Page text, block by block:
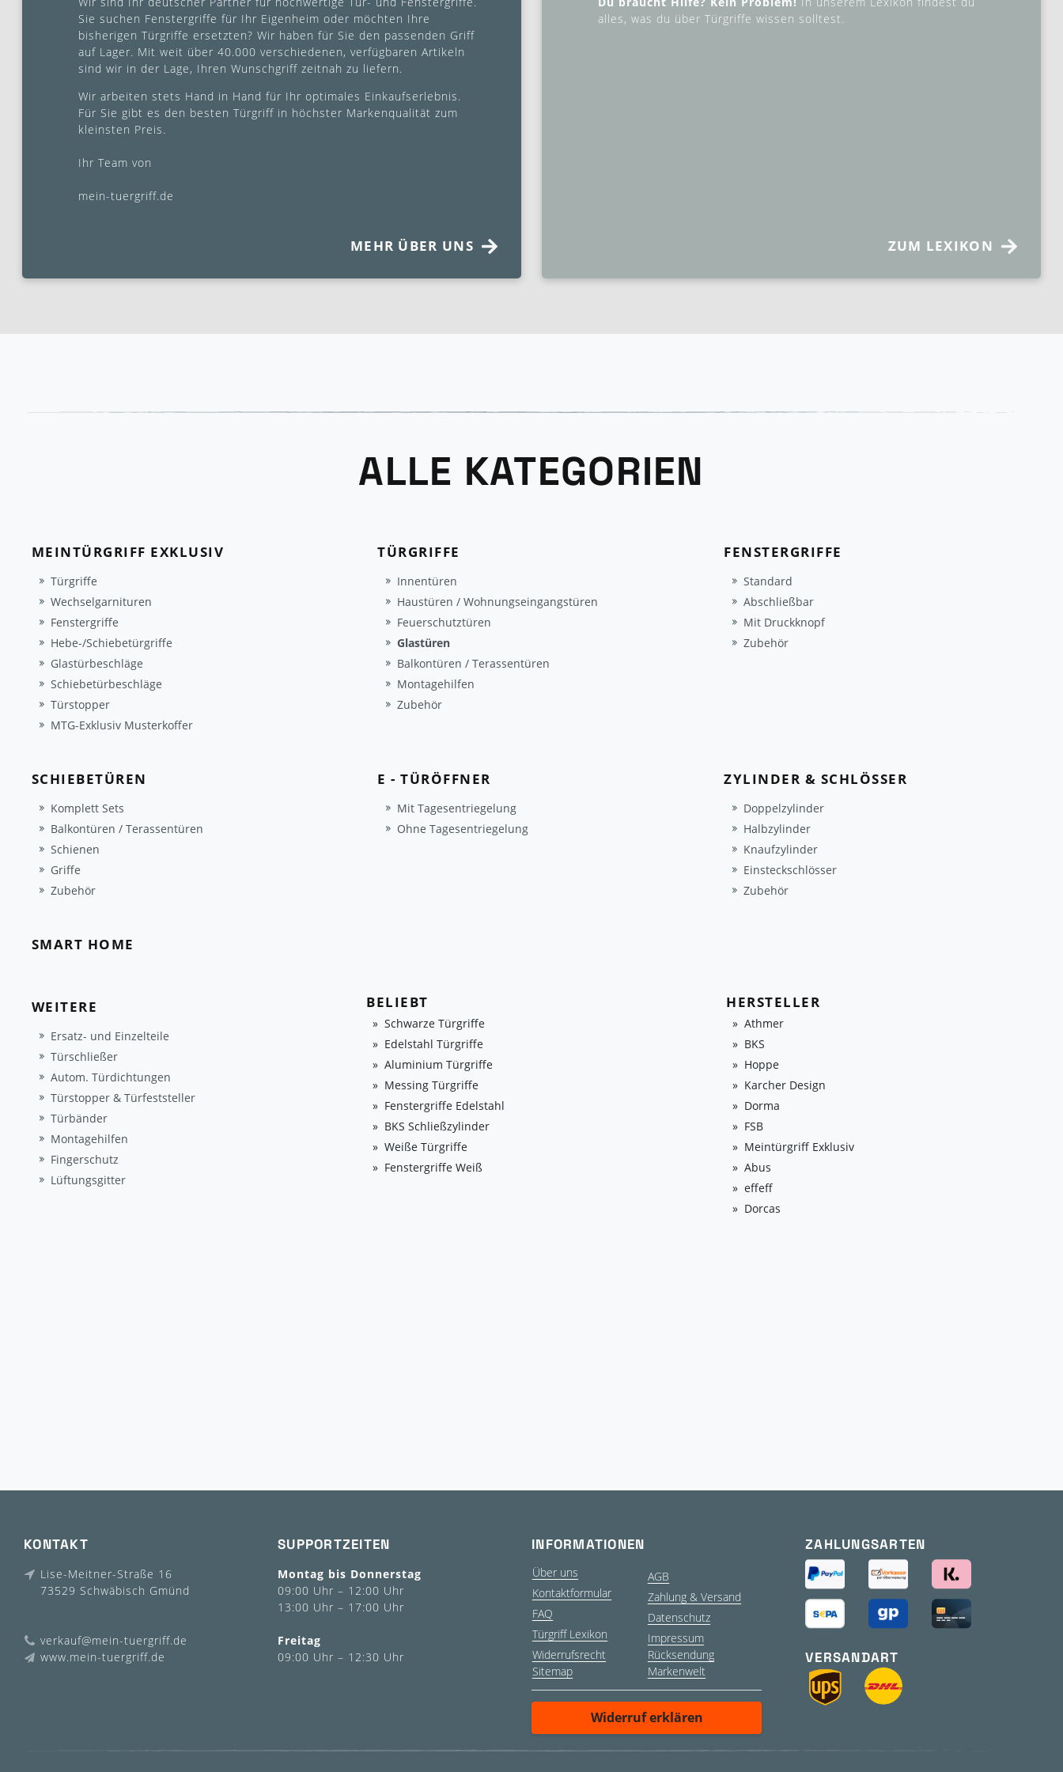
Sie suchen Fenstergriffe für Ihr Eigenheim oder möchten Ihre
bisherigen Türgriffe ersetzten? Wir haben für Sie den passenden Griff
auf Lager. Mit weit über 40.000 verschiedenen, verfügbaren Artikeln
sind wir in der Lage, Ihren Wunschgriff zeitnah zu liefern.
Wir arbeiten stets Hand in Hand für Ihr optimales Einkaufserlebnis.
Für Sie gibt es den besten Türgriff in höchster Markenqualität zum
kleinsten Preis.
Ihr Team von
mein-tuergriff.de
MEHR ÜBER UNS
alles, was du über Türgriffe wissen solltest.
ZUM LEXIKON
ALLE KATEGORIEN
MEINTÜRGRIFF EXKLUSIV
Türgriffe
Wechselgarnituren
Fenstergriffe
Hebe-/Schiebetürgriffe
Glastürbeschläge
Schiebetürbeschläge
Türstopper
MTG-Exklusiv Musterkoffer
TÜRGRIFFE
Innentüren
Haustüren / Wohnungseingangstüren
Feuerschutztüren
Glastüren
Balkontüren / Terassentüren
Montagehilfen
Zubehör
FENSTERGRIFFE
Standard
Abschließbar
Mit Druckknopf
Zubehör
SCHIEBETÜREN
Komplett Sets
Balkontüren / Terassentüren
Schienen
Griffe
Zubehör
E - TÜRÖFFNER
Mit Tagesentriegelung
Ohne Tagesentriegelung
ZYLINDER & SCHLÖSSER
Doppelzylinder
Halbzylinder
Knaufzylinder
Einsteckschlösser
Zubehör
SMART HOME
WEITERE
Ersatz- und Einzelteile
Türschließer
Autom. Türdichtungen
Türstopper & Türfeststeller
Türbänder
Montagehilfen
Fingerschutz
Lüftungsgitter
BELIEBT
Schwarze Türgriffe
Edelstahl Türgriffe
Aluminium Türgriffe
Messing Türgriffe
Fenstergriffe Edelstahl
BKS Schließzylinder
Weiße Türgriffe
Fenstergriffe Weiß
HERSTELLER
Athmer
BKS
Hoppe
Karcher Design
Dorma
FSB
Meintürgriff Exklusiv
Abus
effeff
Dorcas
KONTAKT
Lise-Meitner-Straße 16
73529 Schwäbisch Gmünd
verkauf@mein-tuergriff.de
www.mein-tuergriff.de
SUPPORTZEITEN
Montag bis Donnerstag
09:00 Uhr – 12:00 Uhr
13:00 Uhr – 17:00 Uhr
Freitag
09:00 Uhr – 12:30 Uhr
INFORMATIONEN
Über uns
Kontaktformular
FAQ
Türgriff Lexikon
Widerrufsrecht
Sitemap
AGB
Zahlung & Versand
Datenschutz
Impressum
Rücksendung
Markenwelt
Widerruf erklären
ZAHLUNGSARTEN
VERSANDART